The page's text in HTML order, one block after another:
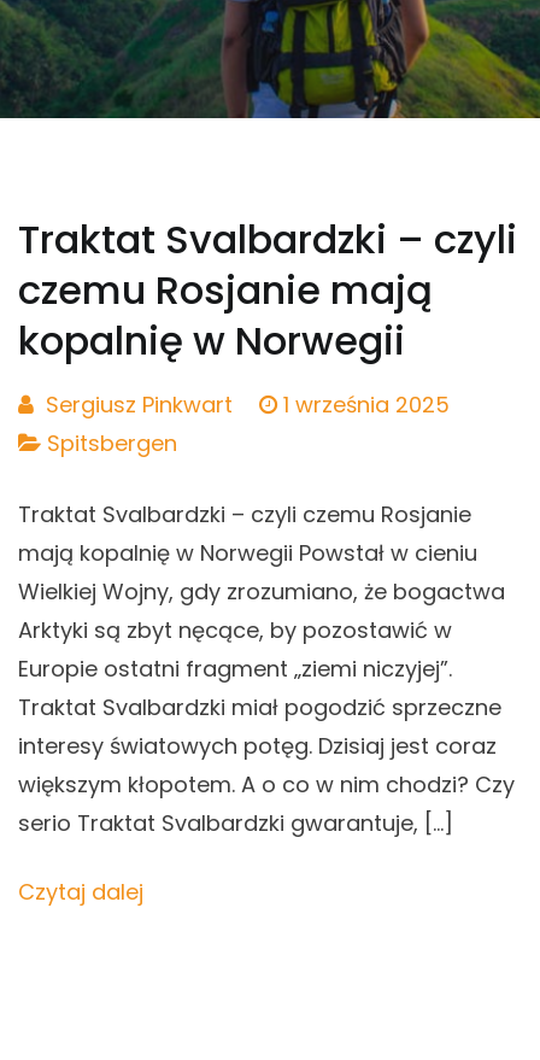
Traktat Svalbardzki – czyli
czemu Rosjanie mają
kopalnię w Norwegii
Sergiusz Pinkwart
1 września 2025
Spitsbergen
Traktat Svalbardzki – czyli czemu Rosjanie
mają kopalnię w Norwegii Powstał w cieniu
Wielkiej Wojny, gdy zrozumiano, że bogactwa
Arktyki są zbyt nęcące, by pozostawić w
Europie ostatni fragment „ziemi niczyjej”.
Traktat Svalbardzki miał pogodzić sprzeczne
interesy światowych potęg. Dzisiaj jest coraz
większym kłopotem. A o co w nim chodzi? Czy
serio Traktat Svalbardzki gwarantuje, […]
Czytaj dalej